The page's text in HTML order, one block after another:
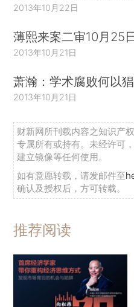
2013年10月22日
薄熙来案二审10月25
2013年10月21日
萧瀚：学术腐败何以
2013年10月21日
财新网所刊载内容之知识产
专属所有或持有。未经许可
建立镜像等任何使用。
如有意愿转载，请发邮件至
确认及授权后，方可转载。
推荐阅读